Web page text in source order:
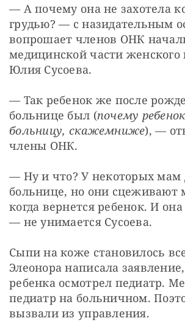
— А почему она не захотела
грудью? — с назидательным
вопрошает членов ОНК
медицинской части женского
Юлия Сусоева.
— Так ребенок же после
больнице был (почему
больницу, скажемниже), —
члены ОНК.
— Ну и что? У некоторых мам
больнице, но они сцеживают
когда вернется ребенок. И
— не унимается Сусоева.
Сыпи на коже становилось
Элеонора написала
ребенка осмотрел педиатр.
педиатр на больничном.
вызвали из управления.